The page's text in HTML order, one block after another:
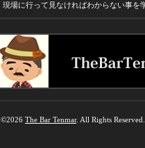
現場に行って見なければわからない事を
©2026 The Bar Tenmar. All Rights Reserved.